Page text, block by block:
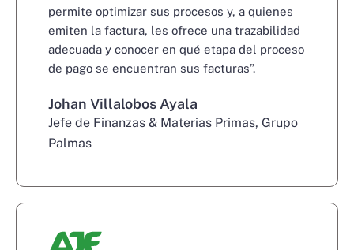
permite optimizar sus procesos y, a quienes
emiten la factura, les ofrece una trazabilidad
adecuada y conocer en qué etapa del proceso
de pago se encuentran sus facturas”.
Johan Villalobos Ayala
Jefe de Finanzas & Materias Primas, Grupo
Palmas